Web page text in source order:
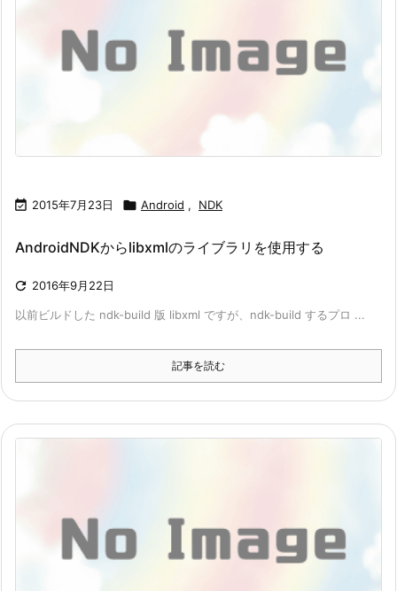
 2015年7月23日  Android , NDK
AndroidNDKからlibxmlのライブラリを使用する
 2016年9月22日
以前ビルドした ndk-build 版 libxml ですが、ndk-build するプロ ...
記事を読む